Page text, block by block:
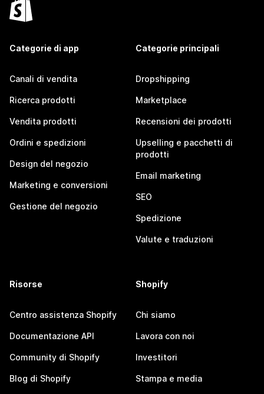
Categorie di app
Canali di vendita
Ricerca prodotti
Vendita prodotti
Ordini e spedizioni
Design del negozio
Marketing e conversioni
Gestione del negozio
Categorie principali
Dropshipping
Marketplace
Recensioni dei prodotti
Upselling e pacchetti di
prodotti
Email marketing
SEO
Spedizione
Valute e traduzioni
Risorse
Centro assistenza Shopify
Documentazione API
Community di Shopify
Blog di Shopify
Shopify
Chi siamo
Lavora con noi
Investitori
Stampa e media